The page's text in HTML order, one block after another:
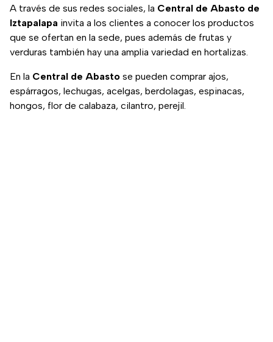
A través de sus redes sociales, la Central de Abasto de
Iztapalapa invita a los clientes a conocer los productos
que se ofertan en la sede, pues además de frutas y
verduras también hay una amplia variedad en hortalizas.
En la Central de Abasto se pueden comprar ajos,
espárragos, lechugas, acelgas, berdolagas, espinacas,
hongos, flor de calabaza, cilantro, perejil.